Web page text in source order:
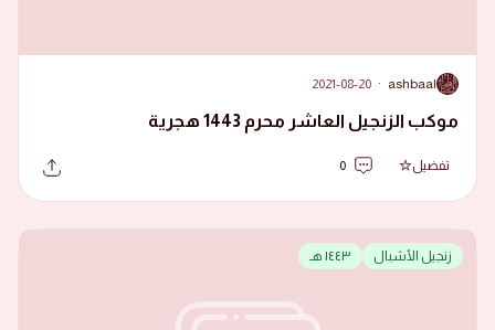
A
ashbaal
·
2021-08-20
موكب الزنجيل العاشر محرم 1443 هجرية
تفضيل 0
زنجيل الأشبال ١٤٤٣ هـ